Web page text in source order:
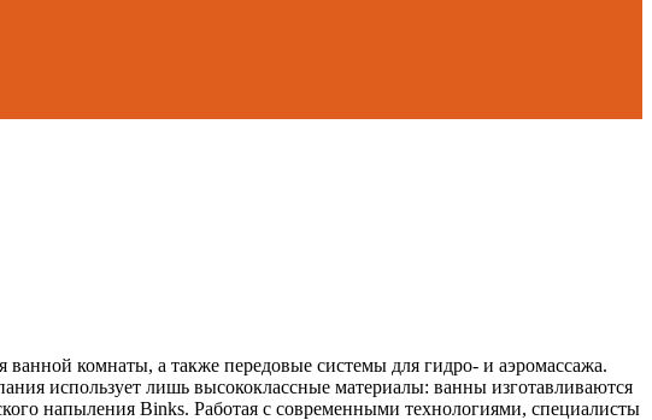
комнаты, а также передовые системы для гидро- и аэромассажа.
использует лишь высококлассные материалы: ванны изготавливаются
напыления Binks. Работая с современными технологиями, специалисты